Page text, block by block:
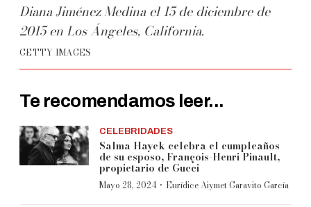
Diana Jiménez Medina el 15 de diciembre de
2015 en Los Ángeles, California.
GETTY IMAGES
Te recomendamos leer...
CELEBRIDADES
Salma Hayek celebra el cumpleaños
de su esposo, François-Henri Pinault,
propietario de Gucci
Mayo 28, 2024 · Eurídice Aiymet Garavito García